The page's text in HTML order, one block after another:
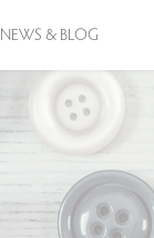
NEWS & BLOG